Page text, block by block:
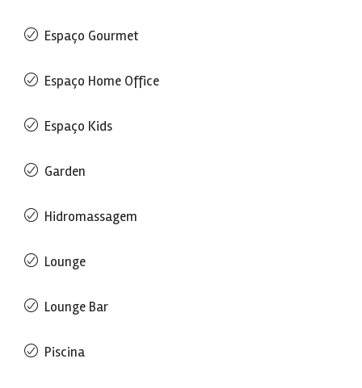
Espaço Gourmet
Espaço Home Office
Espaço Kids
Garden
Hidromassagem
Lounge
Lounge Bar
Piscina